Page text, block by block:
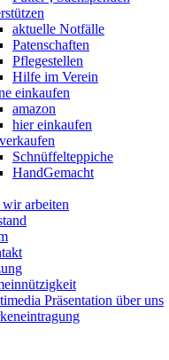
aktuelle Notfälle
Patenschaften
Pflegestellen
Hilfe im Verein
einkaufen
amazon
hier einkaufen
Schnüffelteppiche
HandGemacht
arbeiten
Präsentation über uns